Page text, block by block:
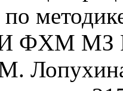
ФХМ МЗ